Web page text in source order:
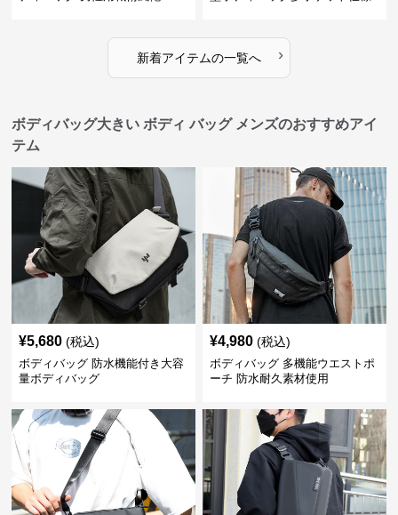
新着アイテムの一覧へ ›
ボディバッグ大きい ボディ バッグ メンズのおすすめアイ
テム
¥5,680 (税込)
ボディバッグ 防水機能付き大容
量ボディバッグ
¥4,980 (税込)
ボディバッグ 多機能ウエストポ
ーチ 防水耐久素材使用